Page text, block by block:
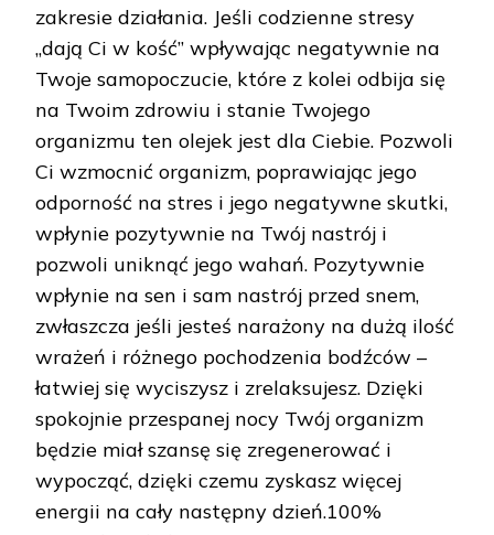
zakresie działania. Jeśli codzienne stresy
„dają Ci w kość” wpływając negatywnie na
Twoje samopoczucie, które z kolei odbija się
na Twoim zdrowiu i stanie Twojego
organizmu ten olejek jest dla Ciebie. Pozwoli
Ci wzmocnić organizm, poprawiając jego
odporność na stres i jego negatywne skutki,
wpłynie pozytywnie na Twój nastrój i
pozwoli uniknąć jego wahań. Pozytywnie
wpłynie na sen i sam nastrój przed snem,
zwłaszcza jeśli jesteś narażony na dużą ilość
wrażeń i różnego pochodzenia bodźców –
łatwiej się wyciszysz i zrelaksujesz. Dzięki
spokojnie przespanej nocy Twój organizm
będzie miał szansę się zregenerować i
wypocząć, dzięki czemu zyskasz więcej
energii na cały następny dzień.100%